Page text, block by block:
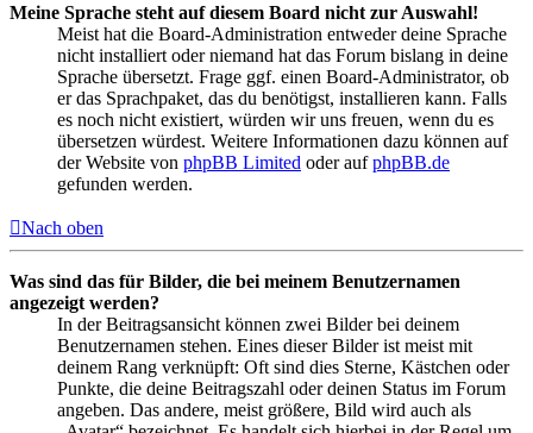
Meine Sprache steht auf diesem Board nicht zur Auswahl!
Meist hat die Board-Administration entweder deine Sprache
nicht installiert oder niemand hat das Forum bislang in deine
Sprache übersetzt. Frage ggf. einen Board-Administrator, ob
er das Sprachpaket, das du benötigst, installieren kann. Falls
es noch nicht existiert, würden wir uns freuen, wenn du es
übersetzen würdest. Weitere Informationen dazu können auf
der Website von phpBB Limited oder aufphpBB.de
gefunden werden.
Nach oben
Was sind das für Bilder, die bei meinem Benutzernamen
angezeigt werden?
In der Beitragsansicht können zwei Bilder bei deinem
Benutzernamen stehen. Eines dieser Bilder ist meist mit
deinem Rang verknüpft: Oft sind dies Sterne, Kästchen oder
Punkte, die deine Beitragszahl oder deinen Status im Forum
angeben. Das andere, meist größere, Bild wird auch als